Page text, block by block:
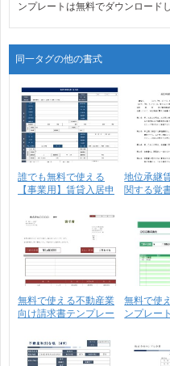
ンプレートは無料でダウンロード
同一タグの他の書式
誰でも無料で使える
【事業用】賃貸入居申
地位承継
関する覚
無料で使える不動産業
向け請求書テンプレー
無料で使
ンプレー